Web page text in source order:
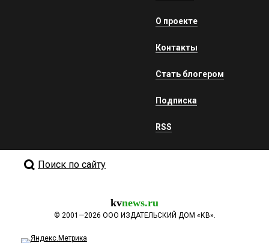
О проекте
Контакты
Стать блогером
Подписка
RSS
Поиск по сайту
kvnews.ru
© 2001—2026 ООО ИЗДАТЕЛЬСКИЙ ДОМ «КВ».